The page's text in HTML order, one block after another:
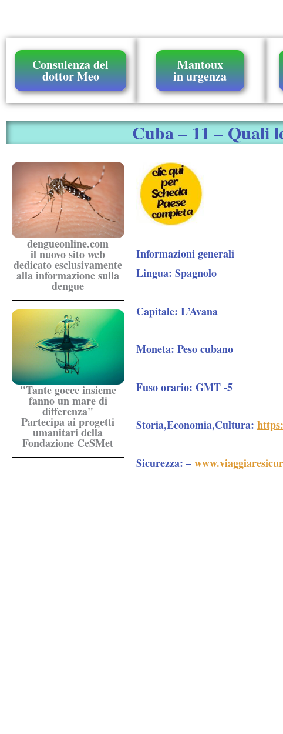
Consulenza del
dottor Meo
Mantoux
in urgenza
Cuba – 11 – Quali
dengueonline.com
il nuovo sito web
dedicato esclusivamente
alla informazione sulla
dengue
"Tante gocce insieme
fanno un mare di
differenza"
Partecipa ai progetti
umanitari della
Fondazione CeSMet
Informazioni generali
Lingua: Spagnolo
Capitale: L’Avana
Moneta: Peso cubano
Fuso orario: GMT -5
Storia,Economia,Cultura:
Sicurezza: –